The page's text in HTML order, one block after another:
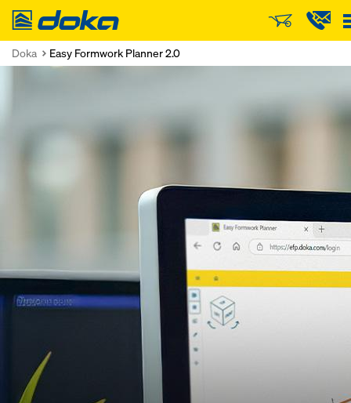
Doka
Doka Easy Formwork Planner 2.0